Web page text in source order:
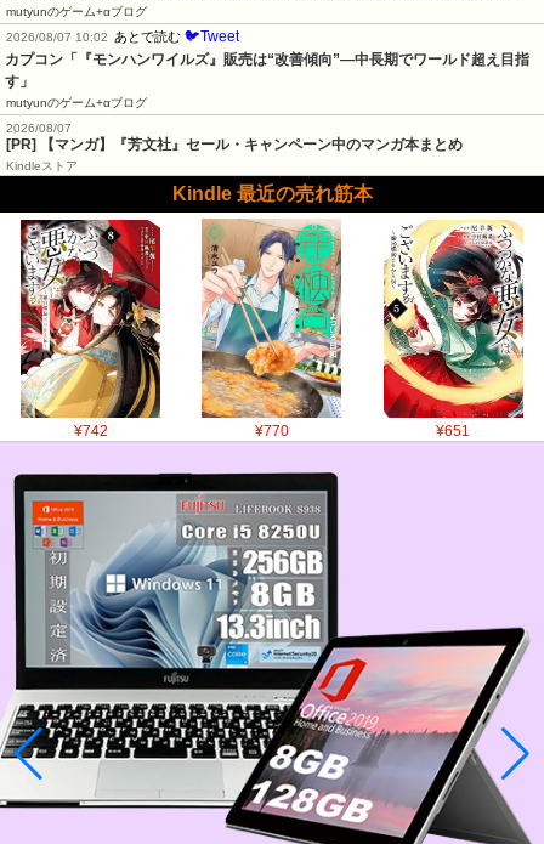
mutyunのゲーム+αブログ
2026/08/07 10:02
あとで読む 🐦Tweet
カプコン「『モンハンワイルズ』販売は“改善傾向”―中長期でワールド超え目指
す」
mutyunのゲーム+αブログ
2026/08/07
[PR] 【マンガ】『芳文社』セール・キャンペーン中のマンガ本まとめ
Kindleストア
Kindle 最近の売れ筋本
¥742 ¥770 ¥651